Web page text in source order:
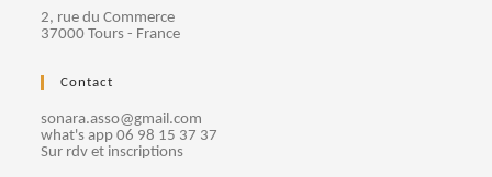
2, rue du Commerce
37000 Tours - France
Contact
sonara.asso@gmail.com
what's app 06 98 15 37 37
Sur rdv et inscriptions